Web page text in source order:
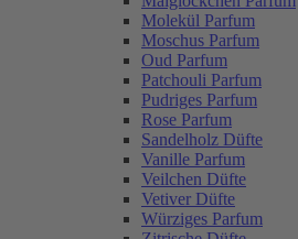
Molekül Parfum
Moschus Parfum
Oud Parfum
Patchouli Parfum
Pudriges Parfum
Rose Parfum
Sandelholz Düfte
Vanille Parfum
Veilchen Düfte
Vetiver Düfte
Würziges Parfum